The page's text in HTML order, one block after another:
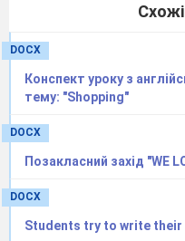
DOCX
Конспект уроку з
тему: "Shopping"
DOCX
Позакласний захід "WE
DOCX
Students try to write their